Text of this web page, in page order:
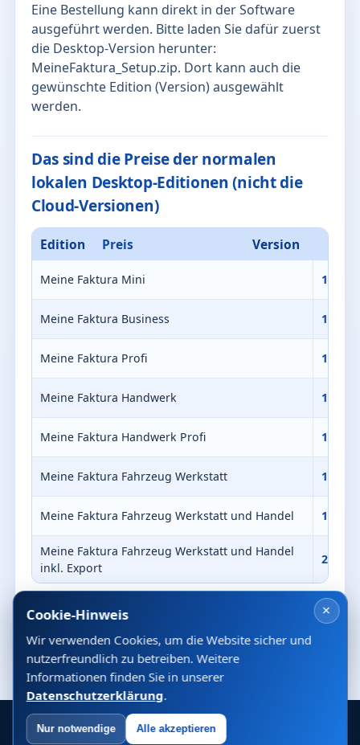
Eine Bestellung kann direkt in der Software
ausgeführt werden. Bitte laden Sie dafür zuerst
die Desktop-Version herunter:
MeineFaktura_Setup.zip. Dort kann auch die
gewünschte Edition (Version) ausgewählt
werden.
Das sind die Preise der normalen
lokalen Desktop-Editionen (nicht die
Cloud-Versionen)
Edition Preis Version
Meine Faktura Mini
Meine Faktura Business
Meine Faktura Profi
Meine Faktura Handwerk
Meine Faktura Handwerk Profi
Meine Faktura Fahrzeug Werkstatt
Meine Faktura Fahrzeug Werkstatt und Handel
Meine Faktura Fahrzeug Werkstatt und Handel
inkl. Export
Unsicher? Dann fragen Sie uns per E-Mail
ITTMSoft ©2026. Alle Rechte vorbehalten.
Cookie-Hinweis
Wir verwenden Cookies, um die Website sicher und
nutzerfreundlich zu betreiben. Weitere
Informationen finden Sie in unserer
Datenschutzerklärung.
Nur notwendige Alle akzeptieren
×